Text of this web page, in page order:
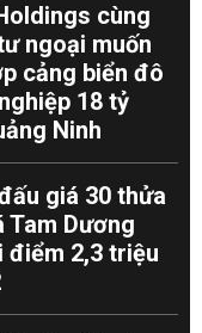
cùng
ngoại muốn
cảng biển đô
18 tỷ
Ninh
giá 30 thửa
Tam Dương
điểm 2,3 triệu